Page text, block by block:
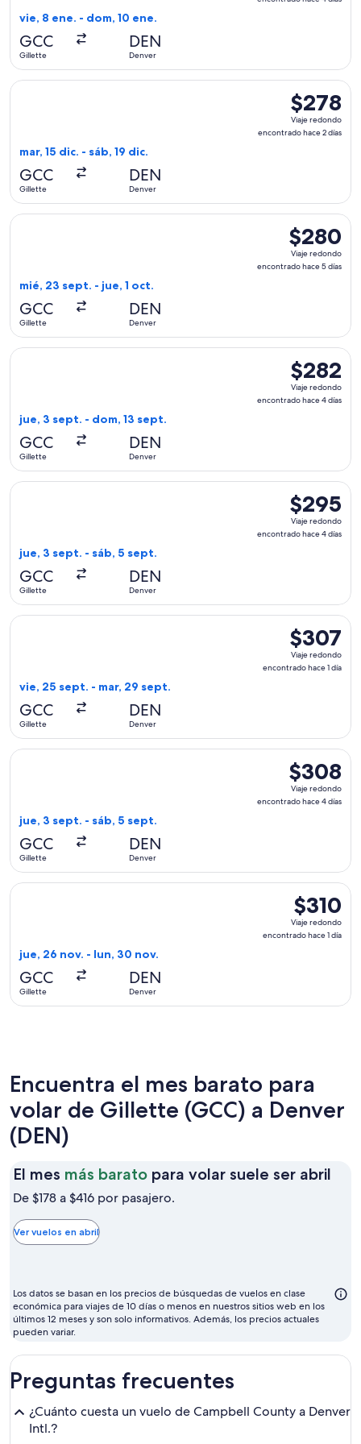
vie, 8 ene. - dom, 10 ene.
GCC
Gillette
DEN
Denver
$278
Viaje
redondo,
$278
Viaje redondo
encontrado hace 2 días
mar, 15 dic. - sáb, 19 dic.
GCC
Gillette
DEN
Denver
Seleccionar vuelo de United, con salida el mar, 15 dic.
$280
Viaje
redondo,
$280
Viaje redondo
encontrado hace 5 días
mié, 23 sept. - jue, 1 oct.
GCC
Gillette
DEN
Denver
Seleccionar vuelo de United, con salida el mié, 23 sept.
$282
Viaje
redondo,
$282
Viaje redondo
encontrado hace 4 días
jue, 3 sept. - dom, 13 sept.
GCC
Gillette
DEN
Denver
Seleccionar vuelo de United, con salida el jue, 3 sept.
$295
Viaje
redondo,
$295
Viaje redondo
encontrado hace 4 días
jue, 3 sept. - sáb, 5 sept.
GCC
Gillette
DEN
Denver
Seleccionar vuelo de United, con salida el jue, 3 sept.
$307
Viaje
redondo,
$307
Viaje redondo
encontrado hace 1 día
vie, 25 sept. - mar, 29 sept.
GCC
Gillette
DEN
Denver
Seleccionar vuelo de United, con salida el vie, 25 sept.
$308
Viaje
redondo,
$308
Viaje redondo
encontrado hace 4 días
jue, 3 sept. - sáb, 5 sept.
GCC
Gillette
DEN
Denver
Seleccionar vuelo de United, con salida el jue, 3 sept.
$310
Viaje
redondo,
$310
Viaje redondo
encontrado hace 1 día
jue, 26 nov. - lun, 30 nov.
GCC
Gillette
DEN
Denver
Seleccionar vuelo de United, con salida el jue, 26 nov.
Encuentra el mes barato para
volar de Gillette (GCC) a Denver
(DEN)
El mes más barato para volar suele ser abril
De $178 a $416 por pasajero.
Ver vuelos en abril
Los datos se basan en los precios de búsquedas de vuelos en clase
económica para viajes de 10 días o menos en nuestros sitios web en los
últimos 12 meses y son solo informativos. Además, los precios actuales
pueden variar.
Preguntas frecuentes
¿Cuánto cuesta un vuelo de Campbell County a Denver
Intl.?